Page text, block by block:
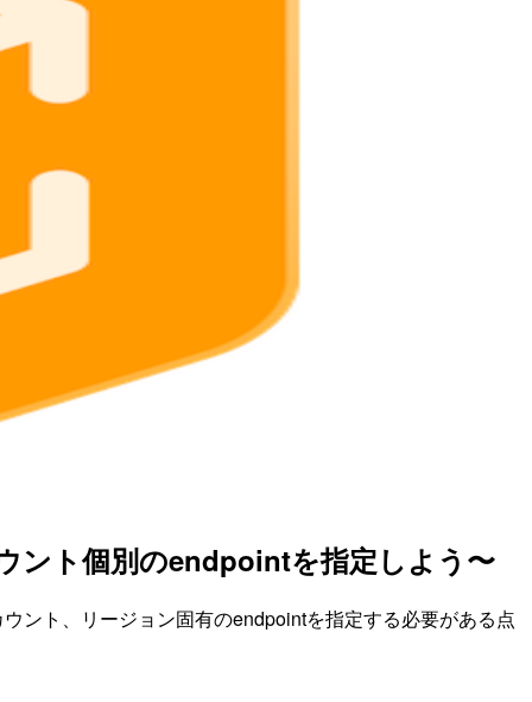
ント個別のendpointを指定しよう〜
ント、リージョン固有のendpointを指定する必要がある点